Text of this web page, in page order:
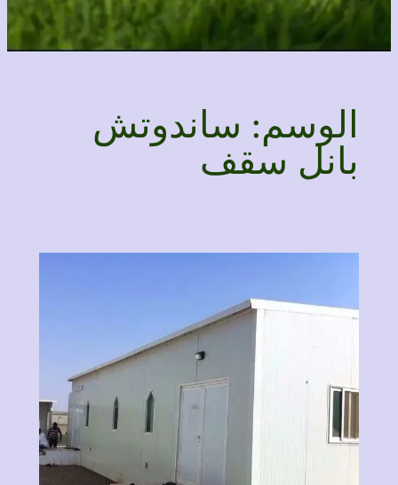
الوسم: ساندوتش
بانل سقف